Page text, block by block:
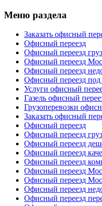
Меню раздела
Заказать офисный
Офисный переезд
Офисный переезд
Офисный переезд
Офисный переезд
Офисный переезд
Услуги офисный
Газель офисный
Грузоперевозки
Заказать офисный
Офисный переезд
Офисный переезд
Офисный переезд
Офисный переезд
Офисный переезд
Офисный переезд
Офисный переезд
Офисный переезд
Офисный переезд